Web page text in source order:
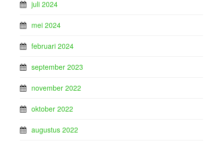
juli 2024
mei 2024
februari 2024
september 2023
november 2022
oktober 2022
augustus 2022